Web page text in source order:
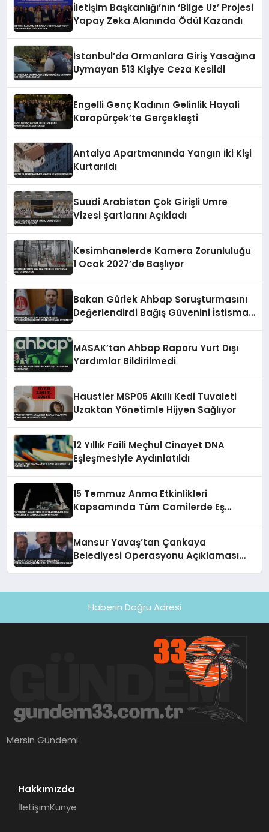
İletişim Başkanlığı’nın ‘Bilge Uz’ Projesi
Yapay Zeka Alanında Ödül Kazandı
İstanbul’da Ormanlara Giriş Yasağına
Uymayan 513 Kişiye Ceza Kesildi
Engelli Genç Kadının Gelinlik Hayali
Karapürçek’te Gerçekleşti
Antalya Apartmanında Yangın İki Kişi
Kurtarıldı
Suudi Arabistan Çok Girişli Umre
Vizesi Şartlarını Açıkladı
Kesimhanelerde Kamera Zorunluluğu
1 Ocak 2027’de Başlıyor
Bakan Gürlek Ahbap Soruşturmasını
Değerlendirdi Bağış Güvenini İstismar
MASAK’tan Ahbap Raporu Yurt Dışı
Yardımlar Bildirilmedi
Haustier MSP05 Akıllı Kedi Tuvaleti
Uzaktan Yönetimle Hijyen Sağlıyor
12 Yıllık Faili Meçhul Cinayet DNA
Eşleşmesiyle Aydınlatıldı
15 Temmuz Anma Etkinlikleri
Kapsamında Tüm Camilerde Eş
Mansur Yavaş’tan Çankaya
Belediyesi Operasyonu Açıklaması
Haberin Doğru Adresi
Mersin Gündemi
Hakkımızda
İletişimKünye